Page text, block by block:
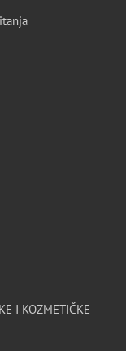
I KOZMETIČKE